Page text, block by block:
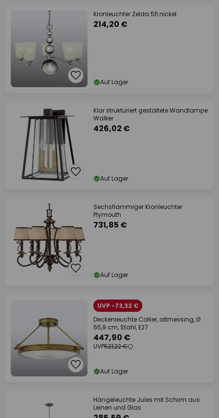
Kronleuchter Zelda 5fl nickel
214,20 €
Auf Lager
Klar strukturiert gestaltete Wandlampe
Walker
426,02 €
Auf Lager
Sechsflammiger Kronleuchter
Plymouth
731,85 €
Auf Lager
UVP -73,32 €
Deckenleuchte Collier, altmessing, Ø
55,9 cm, Stahl, E27
447,90 €
UVP521,22 €
Auf Lager
Hängeleuchte Jules mit Schirm aus
Leinen und Glas